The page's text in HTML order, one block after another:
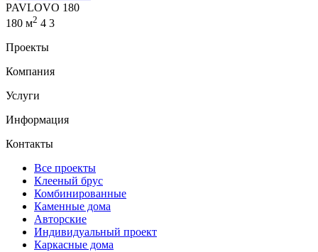
PAVLOVO 180
180 м2 4 3
Проекты
Компания
Услуги
Информация
Контакты
Все проекты
Клееный брус
Комбинированные
Каменные дома
Авторские
Индивидуальный проект
Каркасные дома